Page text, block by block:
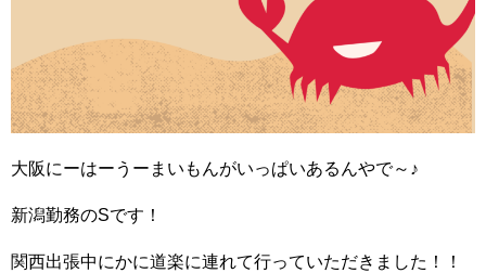
大阪にーはーうーまいもんがいっぱいあるんやで～♪
新潟勤務のSです！
関西出張中にかに道楽に連れて行っていただきました！！